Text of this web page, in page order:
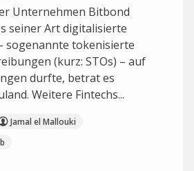
Unternehmen Bitbond
seiner Art digitalisierte
sogenannte tokenisierte
(kurz: STOs) – auf
durfte, betrat es
Weitere Fintechs...
Jamal el Mallouki